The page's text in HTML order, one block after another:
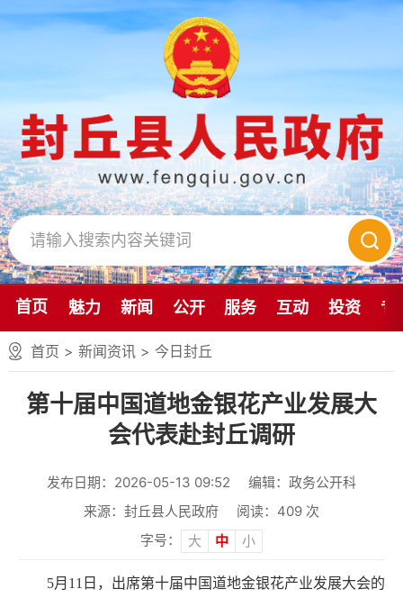
首页 魅力 新闻 公开 服务 互动 投资 专
首页 > 新闻资讯 > 今日封丘
第十届中国道地金银花产业发展大
会代表赴封丘调研
发布日期：2026-05-13 09:52
编辑：政务公开科
来源：封丘县人民政府
阅读： 409 次
字号：
大 中 小
5月11日，出席第十届中国道地金银花产业发展大会的